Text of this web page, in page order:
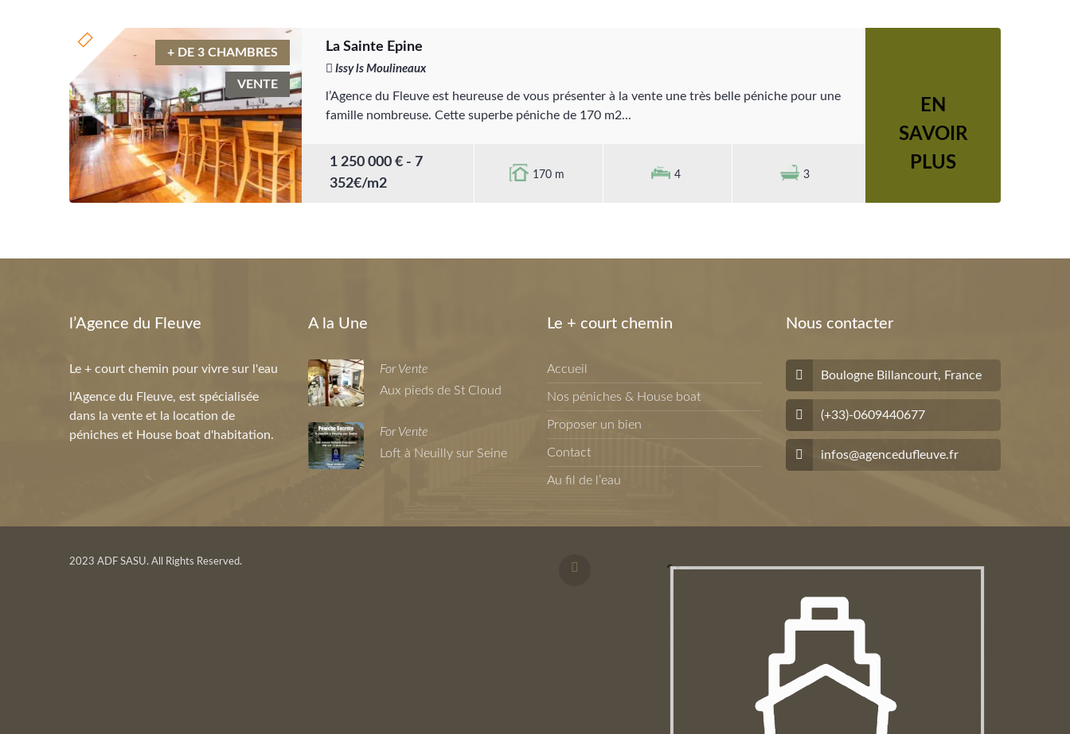
+ DE 3 CHAMBRES
VENTE
La Sainte Epine
Issy ls Moulineaux
l’Agence du Fleuve est heureuse de vous présenter à la vente une très belle péniche pour une
famille nombreuse. Cette superbe péniche de 170 m2...
1 250 000 € - 7
352€/m2
170 m 4 3
EN
SAVOIR
PLUS
l’Agence du Fleuve
Le + court chemin pour vivre sur l'eau
l'Agence du Fleuve, est spécialisée
dans la vente et la location de
péniches et House boat d'habitation.
A la Une
For Vente
Aux pieds de St Cloud
For Vente
Loft à Neuilly sur Seine
Le + court chemin
Accueil
Nos péniches & House boat
Proposer un bien
Contact
Au fil de l’eau
Nous contacter
Boulogne Billancourt, France
(+33)-0609440677
infos@agencedufleuve.fr
2023 ADF SASU. All Rights Reserved.